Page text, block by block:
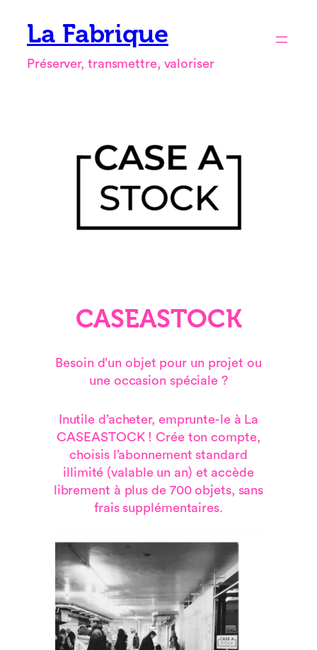
contenu
La Fabrique
Préserver, transmettre, valoriser
CASEASTOCK
Besoin d’un objet pour un projet ou
une occasion spéciale ?
Inutile d’acheter, emprunte-le à La
CASEASTOCK ! Crée ton compte,
choisis l’abonnement standard
illimité (valable un an) et accède
librement à plus de 700 objets, sans
frais supplémentaires.